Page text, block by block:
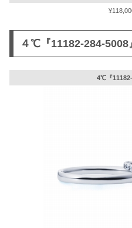
４℃『11182-284-5008
4℃『11182-